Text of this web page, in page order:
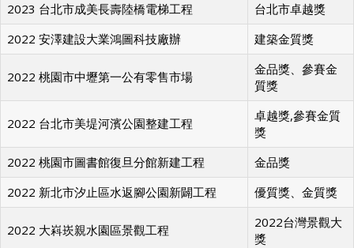
2023 台北市成美長壽陸橋電梯工程
台北市卓越獎
2022 安澤建設大業鴻圖科技廠辦
建築金質獎
2022 桃園市中壢第一公有零售市場
金品獎、參賽金
質獎
2022 台北市美堤河濱公園整建工程
卓越獎,參賽金質
獎
2022 桃園市圖書館復旦分館新建工程
金品獎
2022 新北市汐止區水返腳公園新闢工程
優質獎、金質獎
2022 大嵙崁親水園區景觀工程
2022台灣景觀大
獎